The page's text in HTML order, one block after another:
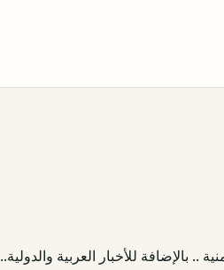
.. بالإضافة للأخبار العربية والدولية..